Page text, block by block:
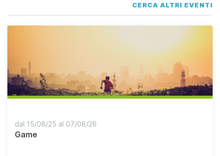
CERCA ALTRI EVENTI
Game
dal 15/08/25 al 07/08/26